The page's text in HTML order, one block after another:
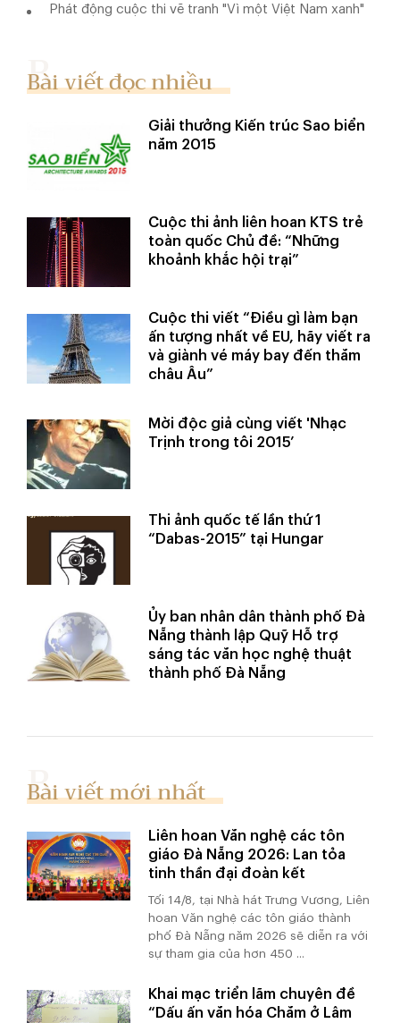
Phát động cuộc thi vẽ tranh "Vì một Việt Nam xanh"
Bài viết đọc nhiều
Giải thưởng Kiến trúc Sao biển
năm 2015
Cuộc thi ảnh liên hoan KTS trẻ
toàn quốc Chủ đề: “Những
khoảnh khắc hội trại”
Cuộc thi viết “Điều gì làm bạn
ấn tượng nhất về EU, hãy viết ra
và giành vé máy bay đến thăm
châu Âu”
Mời độc giả cùng viết 'Nhạc
Trịnh trong tôi 2015’
Thi ảnh quốc tế lần thứ 1
“Dabas-2015” tại Hungar
Ủy ban nhân dân thành phố Đà
Nẵng thành lập Quỹ Hỗ trợ
sáng tác văn học nghệ thuật
thành phố Đà Nẵng
Bài viết mới nhất
Liên hoan Văn nghệ các tôn
giáo Đà Nẵng 2026: Lan tỏa
tinh thần đại đoàn kết
Tối 14/8, tại Nhà hát Trưng Vương, Liên
hoan Văn nghệ các tôn giáo thành
phố Đà Nẵng năm 2026 sẽ diễn ra với
sự tham gia của hơn 450 ...
Khai mạc triển lãm chuyên đề
“Dấu ấn văn hóa Chăm ở Lâm